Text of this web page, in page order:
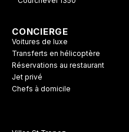
CONCIERGE
Voitures de luxe
Transferts en hélicoptère
Réservations au restaurant
Jet privé
Chefs à domicile